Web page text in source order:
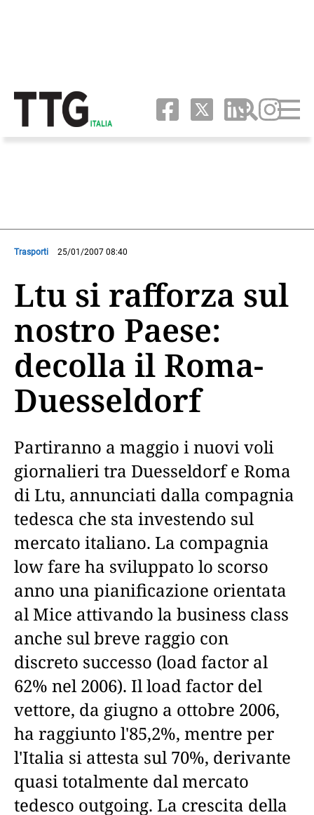
Trasporti 25/01/2007 08:40
Ltu si rafforza sul
nostro Paese:
decolla il Roma-
Duesseldorf
Partiranno a maggio i nuovi voli
giornalieri tra Duesseldorf e Roma
di Ltu, annunciati dalla compagnia
tedesca che sta investendo sul
mercato italiano. La compagnia
low fare ha sviluppato lo scorso
anno una pianificazione orientata
al Mice attivando la business class
anche sul breve raggio con
discreto successo (load factor al
62% nel 2006). Il load factor del
vettore, da giugno a ottobre 2006,
ha raggiunto l'85,2%, mentre per
l'Italia si attesta sul 70%, derivante
quasi totalmente dal mercato
tedesco outgoing. La crescita della